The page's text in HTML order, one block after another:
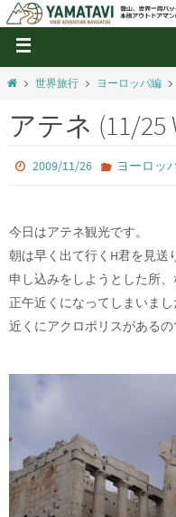
世界旅行 ヨーロッパ編
アテネ (11/25
2009/11/26 ヨーロッ
今日はアテネ観光です。
朝は早く出て行くH君を見送
申し込みをしようとした所
正午近くになってしまいまし
近くにアクロポリスがある